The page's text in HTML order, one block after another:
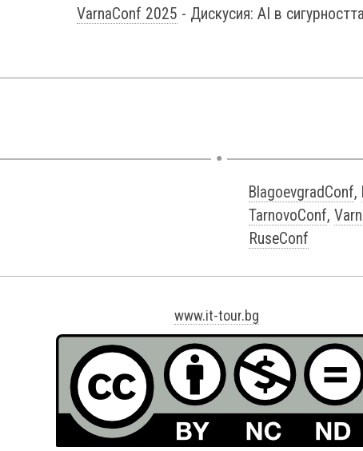
VarnaConf 2025 - Дискусия: AI в сигурността
BlagoevgradConf,
TarnovoConf,
RuseConf
www.it-tour.bg